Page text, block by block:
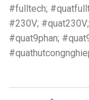
#fulltech;
#230V;
#quat9phan;